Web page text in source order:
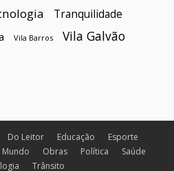
Tranquilidade
Vila Barros Vila Galvão
Do Leitor Educação
Esporte
Mundo Obras Política
Saúde
Trânsito